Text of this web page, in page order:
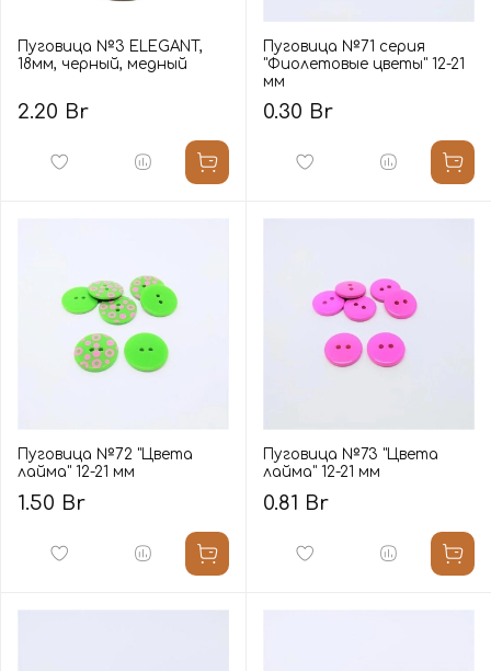
Пуговица №3 ELEGANT,
18мм, черный, медный
2.20 Br
Пуговица №71 серия
"Фиолетовые цветы" 12-21
мм
0.30 Br
Пуговица №72 "Цвета
лайма" 12-21 мм
1.50 Br
Пуговица №73 "Цвета
лайма" 12-21 мм
0.81 Br